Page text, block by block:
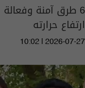
6 طرق آمنة
ارتفاع حرارته
10:02 | 2026-07-27